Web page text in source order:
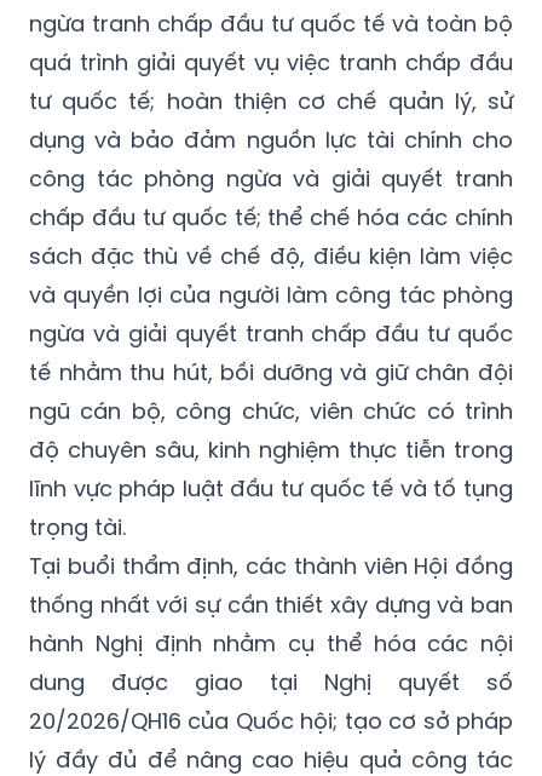
ngừa tranh chấp đầu tư quốc tế và toàn bộ
quá trình giải quyết vụ việc tranh chấp đầu
tư quốc tế; hoàn thiện cơ chế quản lý, sử
dụng và bảo đảm nguồn lực tài chính cho
công tác phòng ngừa và giải quyết tranh
chấp đầu tư quốc tế; thể chế hóa các chính
sách đặc thù về chế độ, điều kiện làm việc
và quyền lợi của người làm công tác phòng
ngừa và giải quyết tranh chấp đầu tư quốc
tế nhằm thu hút, bồi dưỡng và giữ chân đội
ngũ cán bộ, công chức, viên chức có trình
độ chuyên sâu, kinh nghiệm thực tiễn trong
lĩnh vực pháp luật đầu tư quốc tế và tố tụng
trọng tài.
Tại buổi thẩm định, các thành viên Hội đồng
thống nhất với sự cần thiết xây dựng và ban
hành Nghị định nhằm cụ thể hóa các nội
dung được giao tại Nghị quyết số
20/2026/QH16 của Quốc hội; tạo cơ sở pháp
lý đầy đủ để nâng cao hiệu quả công tác